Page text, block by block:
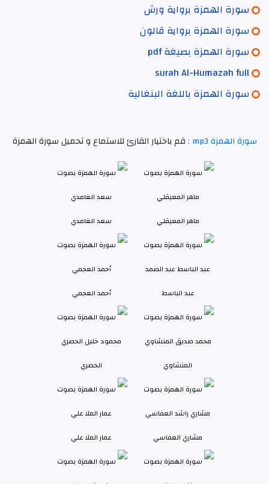
سورة الهمزة برواية ورش
سورة الهمزة برواية قالون
سورة الهمزة بصيغة pdf
surah Al-Humazah full
سورة الهمزة باللغة البنغالية
سورة الهمزة mp3 : قم باختيار القارئ للاستماع و تحميل سورة الهمزة
ماهر المعيقلي سعد الغامدي
عبد الباسط أحمد العجمي
المنشاوي الحصري
مشاري العفاسي عمار الملا علي